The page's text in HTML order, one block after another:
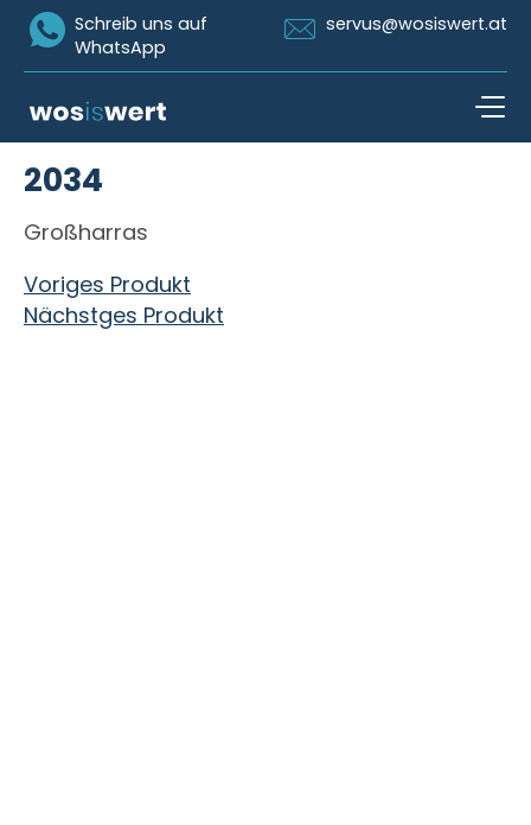
Icon Whatsapp
Schreib uns auf
WhatsApp
Icon Email
servus@wosiswert.at
2034
Großharras
Beitragsnavigation
Voriges Produkt
Nächstges Produkt